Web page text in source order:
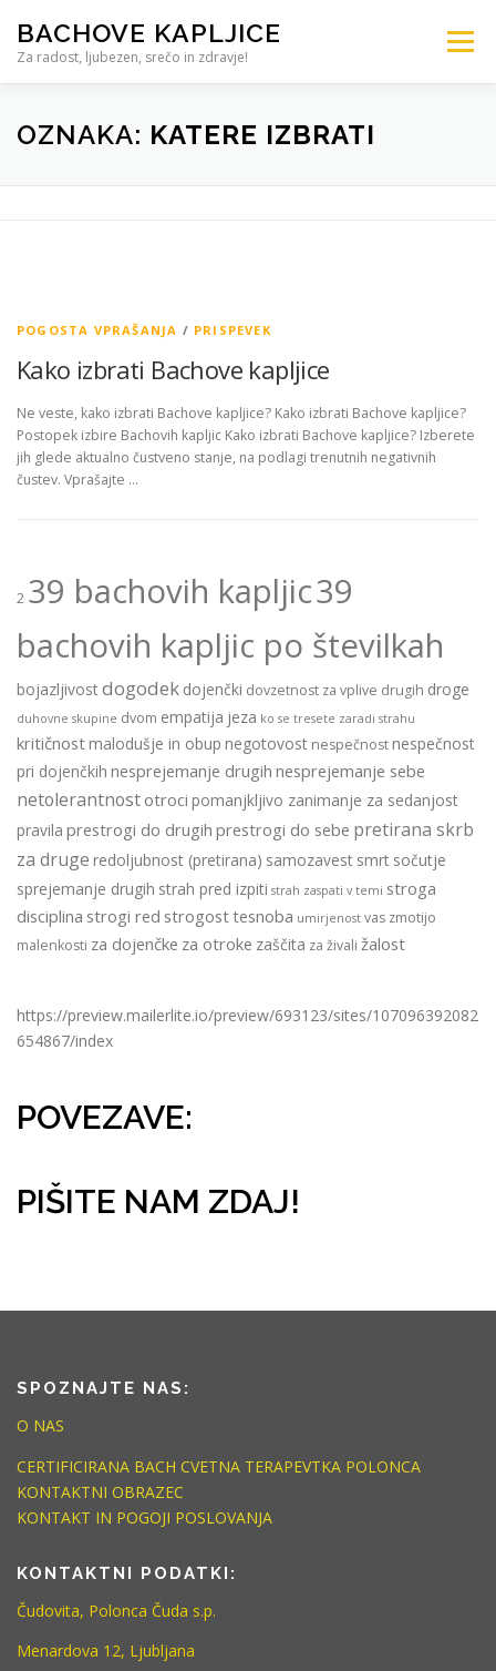
BACHOVE KAPLJICE
Za radost, ljubezen, srečo in zdravje!
Meni
DOMOV TRGOVINA BACHOVE KAPLJICE
OZNAKA: KATERE IZBRATI
POGOSTA VPRAŠANJA / PRISPEVEK
Kako izbrati Bachove kapljice
Ne veste, kako izbrati Bachove kapljice? Kako izbrati Bachove kapljice?
Postopek izbire Bachovih kapljic Kako izbrati Bachove kapljice? Izberete
jih glede aktualno čustveno stanje, na podlagi trenutnih negativnih
čustev. Vprašajte …
2 39 bachovih kapljic39
bachovih kapljic po številkah
bojazljivost dogodek dojenčki dovzetnost za vplive drugih droge
duhovne skupine dvom empatija jeza ko se tresete zaradi strahu
kritičnostmalodušje in obup negotovost nespečnostnespečnost
pri dojenčkih nesprejemanje drugih nesprejemanje sebe
netolerantnostotroci pomanjkljivo zanimanje za sedanjost
pravila prestrogi do drugih prestrogi do sebe pretirana skrb
za druge redoljubnost (pretirana) samozavest smrt sočutje
sprejemanje drugih strah pred izpiti strah zaspati v temi stroga
disciplina strogi red strogosttesnoba umirjenost vas zmotijo
malenkosti za dojenčke za otroke zaščita za živali žalost
https://preview.mailerlite.io/preview/693123/sites/107096392082
654867/index
POVEZAVE:
PIŠITE NAM ZDAJ!
SPOZNAJTE NAS:
O NAS
CERTIFICIRANA BACH CVETNA TERAPEVTKA POLONCA
KONTAKTNI OBRAZEC
KONTAKT IN POGOJI POSLOVANJA
KONTAKTNI PODATKI:
Čudovita, Polonca Čuda s.p.
Menardova 12, Ljubljana